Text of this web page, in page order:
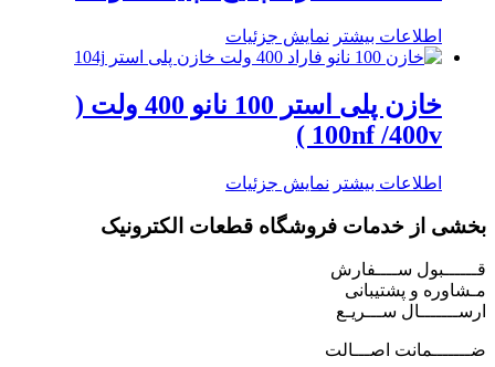
اطلاعات بیشتر نمایش جزئیات
خازن پلی استر 100 نانو 400 ولت (
100nf /400v )
اطلاعات بیشتر نمایش جزئیات
بخشی از خدمات فروشگاه قطعات الکترونیک
قــــــبول ســــفارش
مـشاوره و پشتیبانی
ارســـــــال ســـریـع
ضـــــــمانت اصـــالت